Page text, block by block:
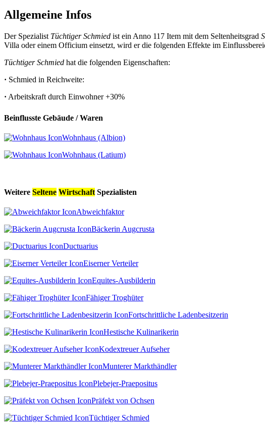
Allgemeine Infos
Der Spezialist Tüchtiger Schmied ist ein Anno 117 Item mit dem Seltenheitsgrad
Villa oder einem Officium einsetzt, wird er die folgenden Effekte im
Tüchtiger Schmied hat die folgenden Eigenschaften:
· Schmied in Reichweite:
· Arbeitskraft durch Einwohner +30%
Beinflusste Gebäude / Waren
Wohnhaus (Albion)
Wohnhaus (Latium)
Weitere Seltene Wirtschaft Spezialisten
Abweichfaktor
Bäckerin Augcrusta
Ductuarius
Eiserner Verteiler
Equites-Ausbilderin
Fähiger Troghüter
Fortschrittliche Ladenbesitzerin
Hestische Kulinarikerin
Kodextreuer Aufseher
Munterer Markthändler
Plebejer-Praepositus
Präfekt von Ochsen
Tüchtiger Schmied